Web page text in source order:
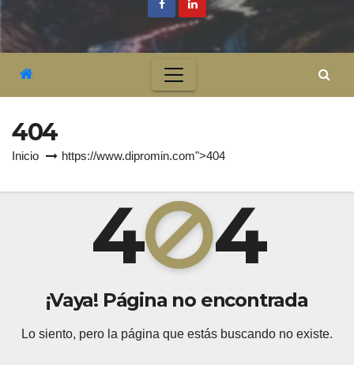
404
Inicio https://www.dipromin.com">404
4 4
¡Vaya! Página no encontrada
Lo siento, pero la página que estás buscando no existe.